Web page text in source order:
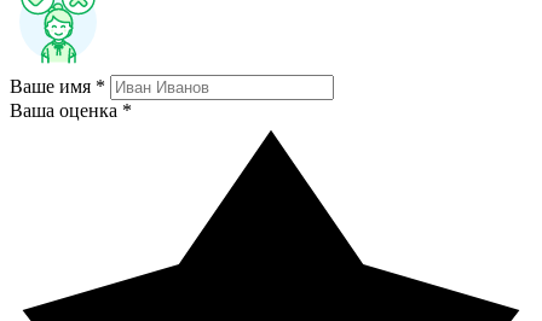
Ваше имя *
Ваша оценка *